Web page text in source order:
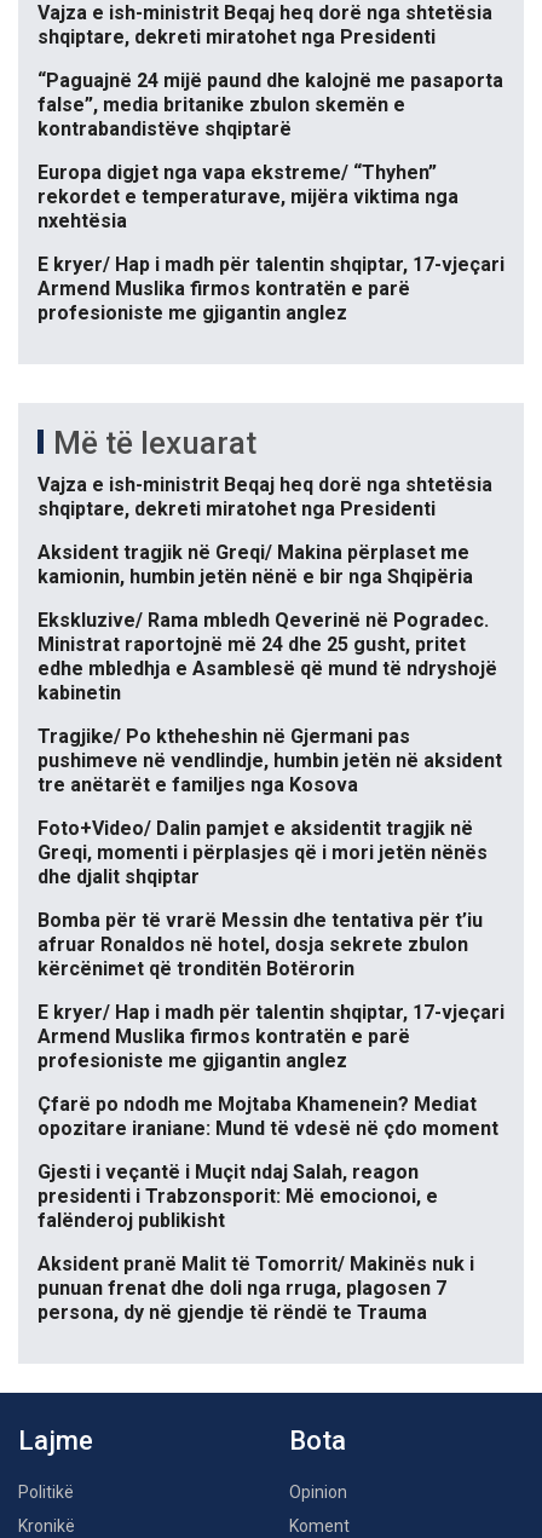
Vajza e ish-ministrit Beqaj heq dorë nga shtetësia
shqiptare, dekreti miratohet nga Presidenti
“Paguajnë 24 mijë paund dhe kalojnë me pasaporta
false”, media britanike zbulon skemën e
kontrabandistëve shqiptarë
Europa digjet nga vapa ekstreme/ “Thyhen”
rekordet e temperaturave, mijëra viktima nga
nxehtësia
E kryer/ Hap i madh për talentin shqiptar, 17-vjeçari
Armend Muslika firmos kontratën e parë
profesioniste me gjigantin anglez
Më të lexuarat
Vajza e ish-ministrit Beqaj heq dorë nga shtetësia
shqiptare, dekreti miratohet nga Presidenti
Aksident tragjik në Greqi/ Makina përplaset me
kamionin, humbin jetën nënë e bir nga Shqipëria
Ekskluzive/ Rama mbledh Qeverinë në Pogradec.
Ministrat raportojnë më 24 dhe 25 gusht, pritet
edhe mbledhja e Asamblesë që mund të ndryshojë
kabinetin
Tragjike/ Po ktheheshin në Gjermani pas
pushimeve në vendlindje, humbin jetën në aksident
tre anëtarët e familjes nga Kosova
Foto+Video/ Dalin pamjet e aksidentit tragjik në
Greqi, momenti i përplasjes që i mori jetën nënës
dhe djalit shqiptar
Bomba për të vrarë Messin dhe tentativa për t’iu
afruar Ronaldos në hotel, dosja sekrete zbulon
kërcënimet që tronditën Botërorin
E kryer/ Hap i madh për talentin shqiptar, 17-vjeçari
Armend Muslika firmos kontratën e parë
profesioniste me gjigantin anglez
Çfarë po ndodh me Mojtaba Khamenein? Mediat
opozitare iraniane: Mund të vdesë në çdo moment
Gjesti i veçantë i Muçit ndaj Salah, reagon
presidenti i Trabzonsporit: Më emocionoi, e
falënderoj publikisht
Aksident pranë Malit të Tomorrit/ Makinës nuk i
punuan frenat dhe doli nga rruga, plagosen 7
persona, dy në gjendje të rëndë te Trauma
Lajme
Politikë
Kronikë
Bota
Opinion
Koment